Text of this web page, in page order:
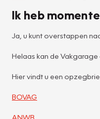
Ik heb
Ja, u kunt overstappen
Helaas kan de
Hier vindt u een
BOVAG
ANWB